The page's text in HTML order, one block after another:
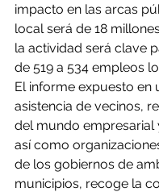
impacto en las arcas
local será de 18
la actividad será clave
de 519 a 534 empleos
El informe expuesto en
asistencia de vecinos,
del mundo empresarial
así como
de los gobiernos de
municipios, recoge la